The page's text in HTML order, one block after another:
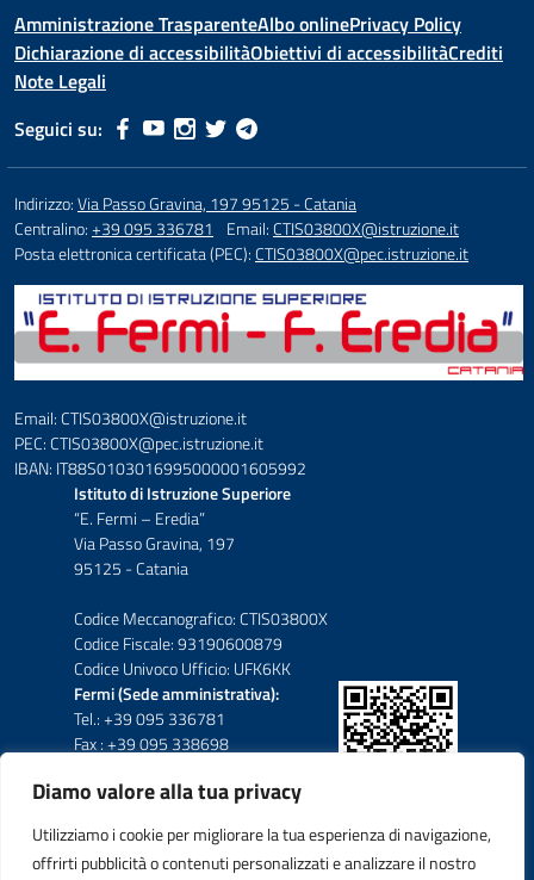
Diamo valore alla tua privacy
Utilizziamo i cookie per migliorare la tua esperienza di navigazione,
offrirti pubblicità o contenuti personalizzati e analizzare il nostro
Amministrazione TrasparenteAlbo onlinePrivacy Policy
Dichiarazione di accessibilitàObiettivi di accessibilitàCrediti
Note Legali
Seguici su:
Indirizzo:Via Passo Gravina, 197 95125 - Catania
Centralino:+39 095 336781 Email:CTIS03800X@istruzione.it
Posta elettronica certificata (PEC):CTIS03800X@pec.istruzione.it
Email: CTIS03800X@istruzione.it
PEC: CTIS03800X@pec.istruzione.it
IBAN: IT88S0103016995000001605992
Istituto di Istruzione Superiore
“E. Fermi – Eredia”
Via Passo Gravina, 197
95125 - Catania
Codice Meccanografico: CTIS03800X
Codice Fiscale: 93190600879
Codice Univoco Ufficio: UFK6KK
Fermi (Sede amministrativa):
Tel.: +39 095 336781
Fax : +39 095 338698
Eredia-Deodato:
Tel.: +39 095 6136206
Fax : +39 095 330503